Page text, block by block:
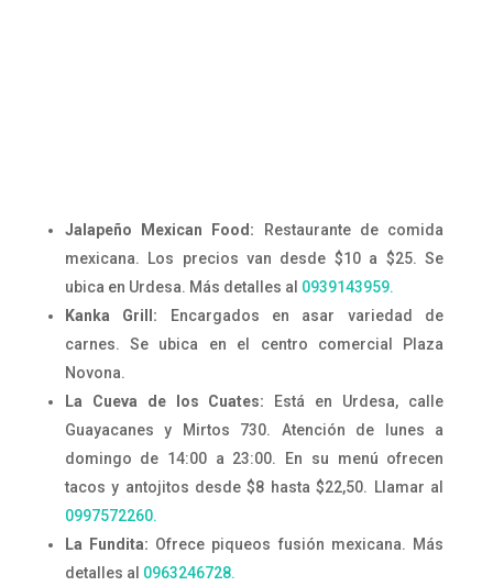
Jalapeño Mexican Food:
Restaurante de comida
mexicana. Los precios van desde $10 a $25. Se
ubica en Urdesa. Más detalles al 0939143959.
Kanka Grill:
Encargados en asar variedad de
carnes. Se ubica en el centro comercial Plaza
Novona.
La Cueva de los Cuates: Está en Urdesa, calle
Guayacanes y Mirtos 730. Atención de lunes a
domingo de 14:00 a 23:00. En su menú ofrecen
tacos y antojitos desde $8 hasta $22,50. Llamar al
0997572260.
La Fundita: Ofrece piqueos fusión mexicana. Más
detalles al 0963246728.